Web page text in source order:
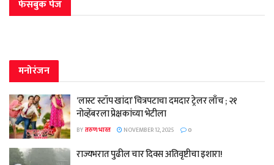
फेसबुक पेज
मनोरंजन
‘लास्ट स्टॉप खांदा’ चित्रपटाचा दमदार ट्रेलर लाँच ; २१
नोव्हेंबरला प्रेक्षकांच्या भेटीला
BYतरुण भारत NOVEMBER 12, 2025 0
राज्यभरात पुढील चार दिवस अतिवृष्टीचा इशारा!